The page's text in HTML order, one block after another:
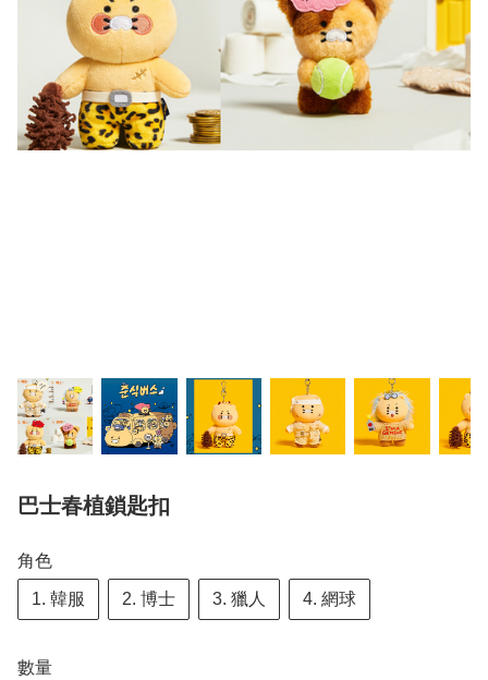
巴士春植鎖匙扣
角色
1. 韓服 2. 博士 3. 獵人 4. 網球
數量